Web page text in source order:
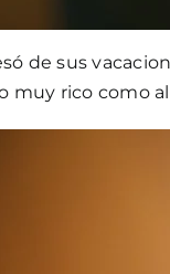
de sus
muy rico como